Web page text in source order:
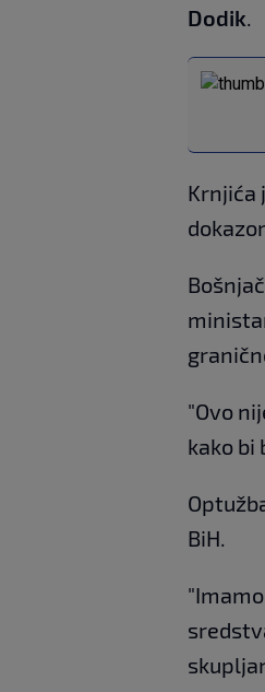
Dodik.
Krnjića
"Ovo
kako bi
BiH.